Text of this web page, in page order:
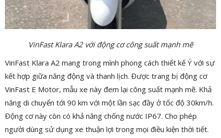
VinFast Klara A2 với động cơ công suất mạnh mẽ
VinFast Klara A2 mang trong mình phong cách thiết kế Ý với sự
kết hợp giữa năng động và thanh lịch. Được trang bị động cơ
VinFast E Motor, mẫu xe này đem lại công suất mạnh mẽ. Khả
năng di chuyển tới 90 km với một lần sạc đầy ở tốc độ 30km/h.
Động cơ này còn có khả năng chống nước IP67. Cho phép
người dùng sử dụng xe thuận lợi trong mọi điều kiện thời tiết.